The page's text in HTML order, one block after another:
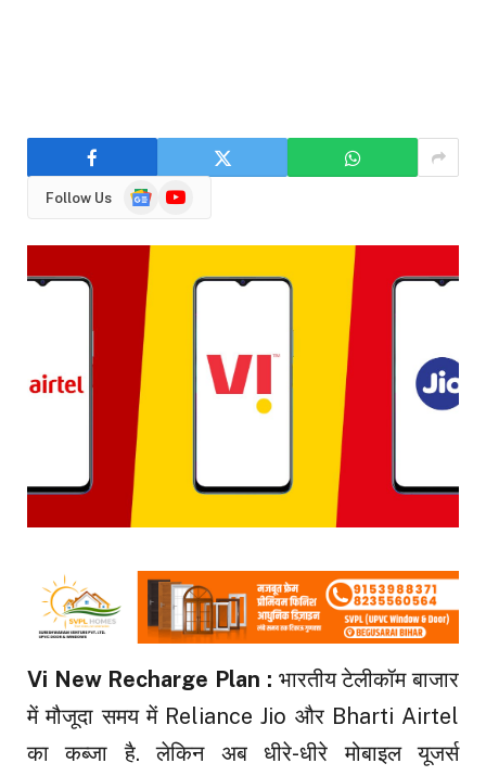
Follow Us
GoogleYouTube
Vi New Recharge Plan : भारतीय टेलीकॉम बाजार
में मौजूदा समय में Reliance Jio और Bharti Airtel
का कब्जा है. लेकिन अब धीरे-धीरे मोबाइल यूजर्स